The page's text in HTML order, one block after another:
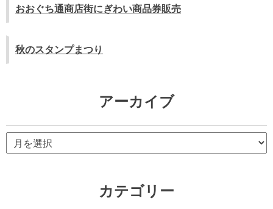
おおぐち通商店街にぎわい商品券販売
秋のスタンプまつり
アーカイブ
ー
カテゴリー